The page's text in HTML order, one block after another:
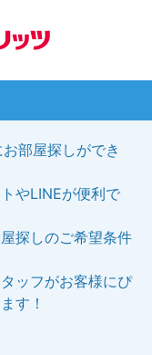
部屋探しができ
やLINEが便利で
探しのご希望条件
ッフがお客様にぴ
す！